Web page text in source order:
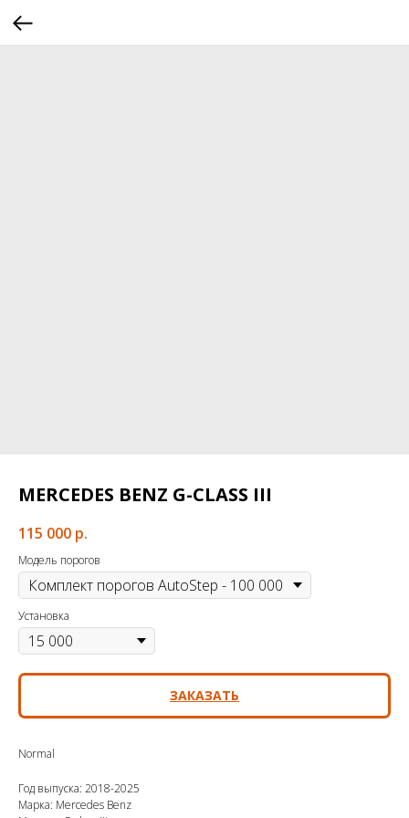
MERCEDES BENZ G-CLASS III
115 000 р.
Модель порогов
Установка
ЗАКАЗАТЬ
Normal
Год выпуска: 2018-2025
Марка: Mercedes Benz